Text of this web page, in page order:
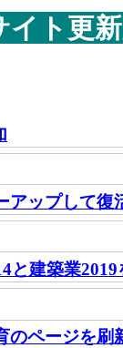
イト更
アップして復
と建築業2019
のページを刷